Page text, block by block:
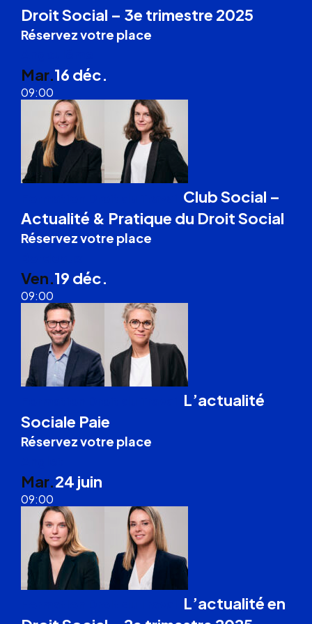
Droit Social – 3e trimestre 2025
Réservez votre place
Mar.16 déc.
09:00
Club Social –
Actualité & Pratique du Droit Social
Réservez votre place
Ven.19 déc.
09:00
L’actualité
Sociale Paie
Réservez votre place
Mar.24 juin
09:00
L’actualité en